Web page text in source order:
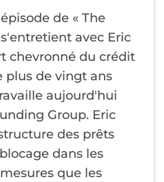
de « The
avec Eric
chevronné du crédit
plus de vingt ans
aujourd'hui
Group. Eric
des prêts
dans les
que les